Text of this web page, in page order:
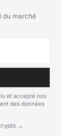
du marché
et accepté nos
des données
→